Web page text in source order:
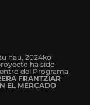
hau, 2024ko
ha sido
del Programa
FRANTZIAR
EL MERCADO